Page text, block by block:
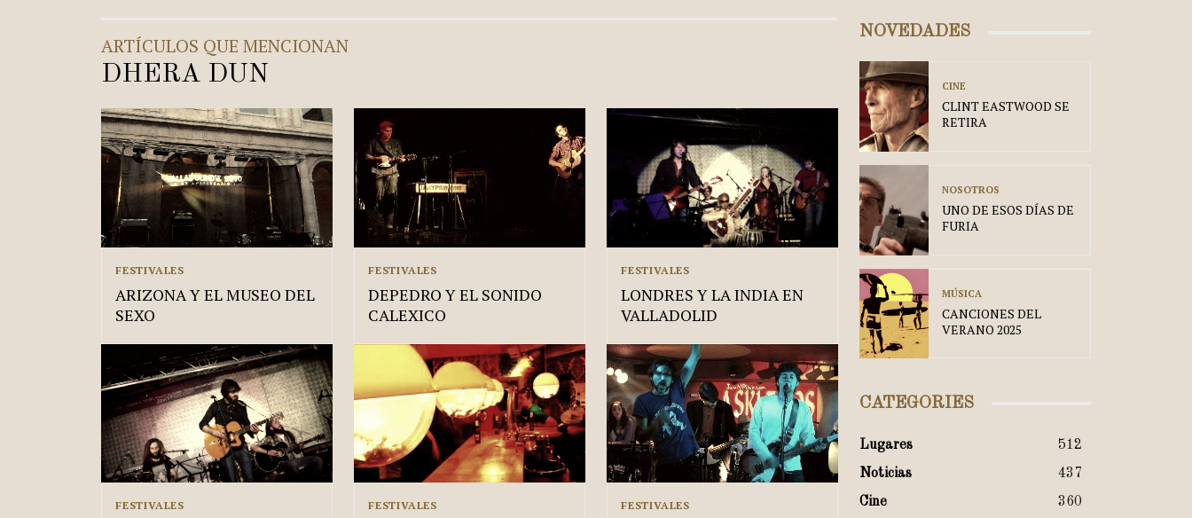
ARTÍCULOS QUE MENCIONAN
DHERA DUN
FESTIVALES
ARIZONA Y EL MUSEO DEL
SEXO
FESTIVALES
DEPEDRO Y EL SONIDO
CALEXICO
FESTIVALES
LONDRES Y LA INDIA EN
VALLADOLID
FESTIVALES FESTIVALES FESTIVALES
NOVEDADES
CINE
CLINT EASTWOOD SE
RETIRA
NOSOTROS
UNO DE ESOS DÍAS DE
FURIA
MÚSICA
CANCIONES DEL
VERANO 2025
CATEGORIES
Lugares
512
Noticias
437
Cine
360